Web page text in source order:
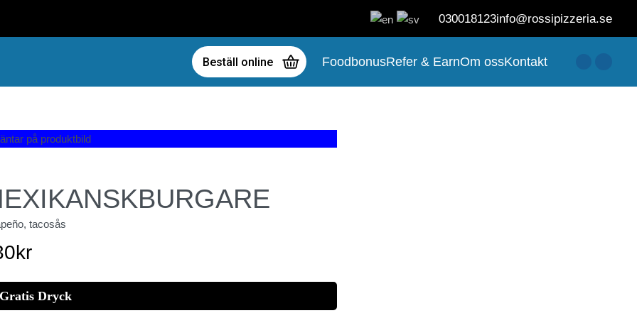
030018123info@rossipizzeria.se
Beställ online FoodbonusRefer & EarnOm ossKontakt
tacosås
kr
Gratis Dryck